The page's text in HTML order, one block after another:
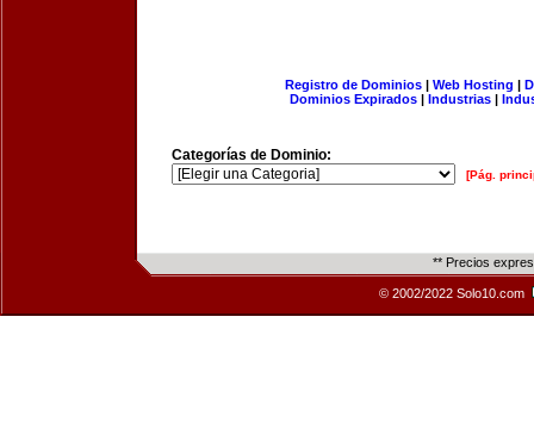
Registro de Dominios| Web Hosting |
Dominios Expirados | Industrias |
Categorías de Dominio:
[Pág.
** Precios
© 2002/2022 Solo10.com